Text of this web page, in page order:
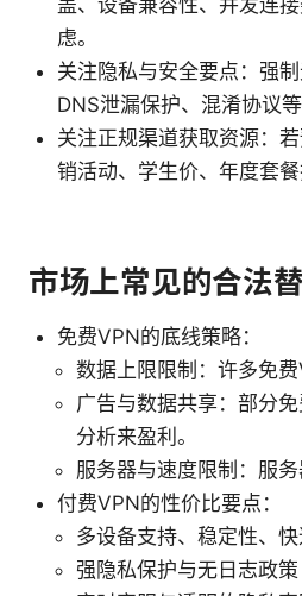
虑。
关注隐私与安全要点：强
DNS泄漏保护、混淆协议等
关注正规渠道获取资源：
销活动、学生价、年度套餐
市场上常见的合法
免费VPN的底线策略：
数据上限限制：许多免费
广告与数据共享：部分
分析来盈利。
服务器与速度限制：服务
付费VPN的性价比要点：
多设备支持、稳定性、
强隐私保护与无日志政策